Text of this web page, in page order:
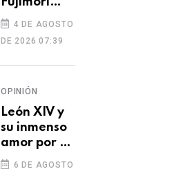
indulta a
Castillo o
Toledo
4 DE AGOSTO
DE 2026 07:39
OPINIÓN
León XIV y
su inmenso
amor por el
Perú
6 DE AGOSTO